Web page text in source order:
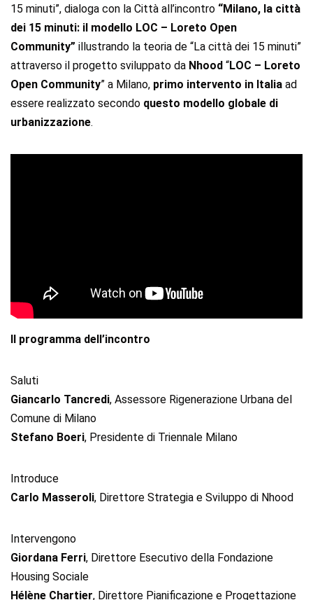
15 minuti”, dialoga con la Città all’incontro “Milano, la città
dei 15 minuti: il modello LOC – Loreto Open
Community” illustrando la teoria de “La città dei 15 minuti”
attraverso il progetto sviluppato da Nhood “LOC – Loreto
Open Community” a Milano, primo intervento in Italia ad
essere realizzato secondo questo modello globale di
urbanizzazione.
Il programma dell’incontro
Saluti
Giancarlo Tancredi, Assessore Rigenerazione Urbana del
Comune di Milano
Stefano Boeri, Presidente di Triennale Milano
Introduce
Carlo Masseroli, Direttore Strategia e Sviluppo di Nhood
Intervengono
Giordana Ferri, Direttore Esecutivo della Fondazione
Housing Sociale
Hélène Chartier, Direttore Pianificazione e Progettazione